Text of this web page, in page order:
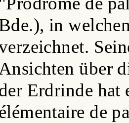
in
über
Erdrinde hat
de